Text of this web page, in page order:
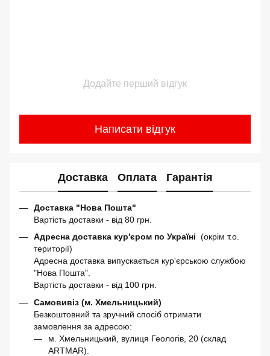
Додайте перший відгук
Написати відгук
Доставка Оплата Гарантія
Доставка "Нова Пошта"
Вартість доставки - від 80 грн.
Адресна доставка кур'єром по Україні (окрім т.о.
території)
Адресна доставка випускається кур'єрською службою
"Нова Пошта".
Вартість доставки - від 100 грн.
Самовивіз (м. Хмельницький)
Безкоштовний та зручний спосіб отримати
замовлення за адресою:
м. Хмельницький, вулиця Геологів, 20 (склад
ARTMAR).